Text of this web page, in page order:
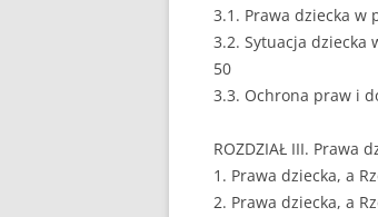
3.1. Prawa dziecka w
3.2. Sytuacja dziecka
50
3.3. Ochrona praw i
ROZDZIAŁ III. Prawa
1. Prawa dziecka, a
2. Prawa dziecka, a